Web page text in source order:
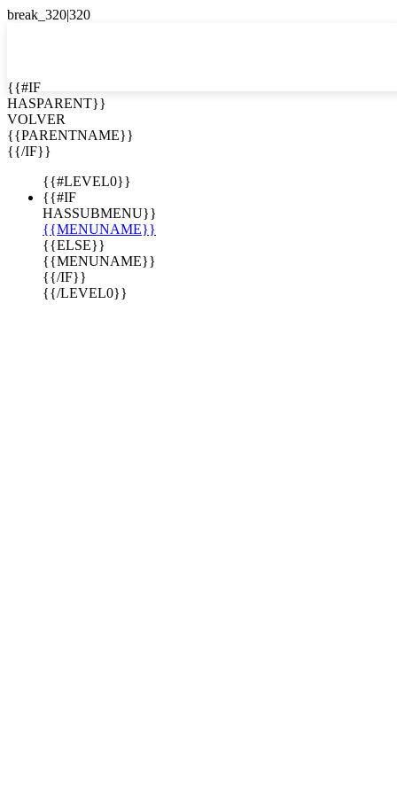

EN
ES
{{#IF
HASPARENT}}
VOLVER
{{PARENTNAME}}
{{/IF}}
{{#LEVEL0}}
{{#IF
HASSUBMENU}}
{{MENUNAME}}
{{ELSE}}
{{MENUNAME}}
{{/IF}}
{{/LEVEL0}}